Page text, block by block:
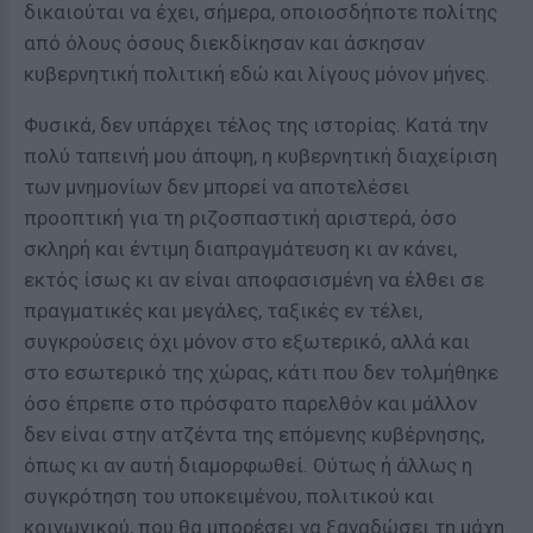
δικαιούται να έχει, σήμερα, οποιοσδήποτε πολίτης
από όλους όσους διεκδίκησαν και άσκησαν
κυβερνητική πολιτική εδώ και λίγους μόνον μήνες.
Φυσικά, δεν υπάρχει τέλος της ιστορίας. Κατά την
πολύ ταπεινή μου άποψη, η κυβερνητική διαχείριση
των μνημονίων δεν μπορεί να αποτελέσει
προοπτική για τη ριζοσπαστική αριστερά, όσο
σκληρή και έντιμη διαπραγμάτευση κι αν κάνει,
εκτός ίσως κι αν είναι αποφασισμένη να έλθει σε
πραγματικές και μεγάλες, ταξικές εν τέλει,
συγκρούσεις όχι μόνον στο εξωτερικό, αλλά και
στο εσωτερικό της χώρας, κάτι που δεν τολμήθηκε
όσο έπρεπε στο πρόσφατο παρελθόν και μάλλον
δεν είναι στην ατζέντα της επόμενης κυβέρνησης,
όπως κι αν αυτή διαμορφωθεί. Ούτως ή άλλως η
συγκρότηση του υποκειμένου, πολιτικού και
κοινωνικού, που θα μπορέσει να ξαναδώσει τη μάχη